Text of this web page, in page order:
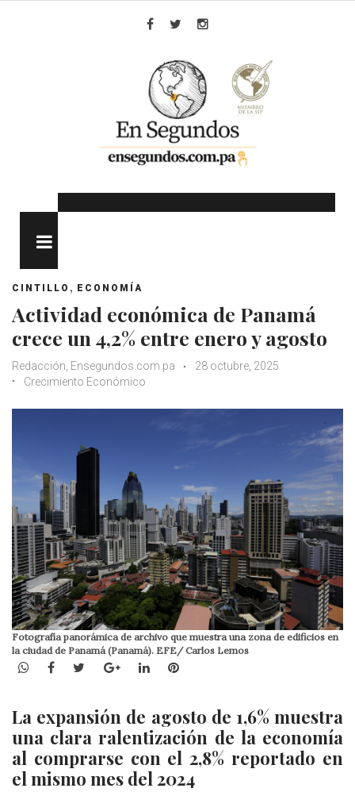
CINTILLO , ECONOMÍA
Actividad económica de Panamá
crece un 4,2% entre enero y agosto
Redacción, Ensegundos.com.pa
28 octubre, 2025
Crecimiento Económico
Fotografía panorámica de archivo que muestra una zona de edificios en
la ciudad de Panamá (Panamá). EFE/ Carlos Lemos
WhatsApp
Facebook
TwitterGoogle+LinkedInPinterest
La expansión de agosto de 1,6% muestra
una clara ralentización de la economía
al comprarse con el 2,8% reportado en
el mismo mes del 2024